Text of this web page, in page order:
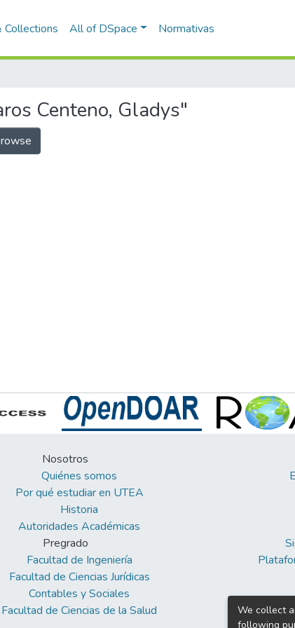
Collections All of DSpace Normativas
Centeno, Gladys"
Nosotros
Quiénes somos
Por qué estudiar en UTEA
Historia
Autoridades Académicas
Pregrado
Facultad de Ingeniería
Facultad de Ciencias Jurídicas
Contables y Sociales
Facultad de Ciencias de la Salud
We collect
following